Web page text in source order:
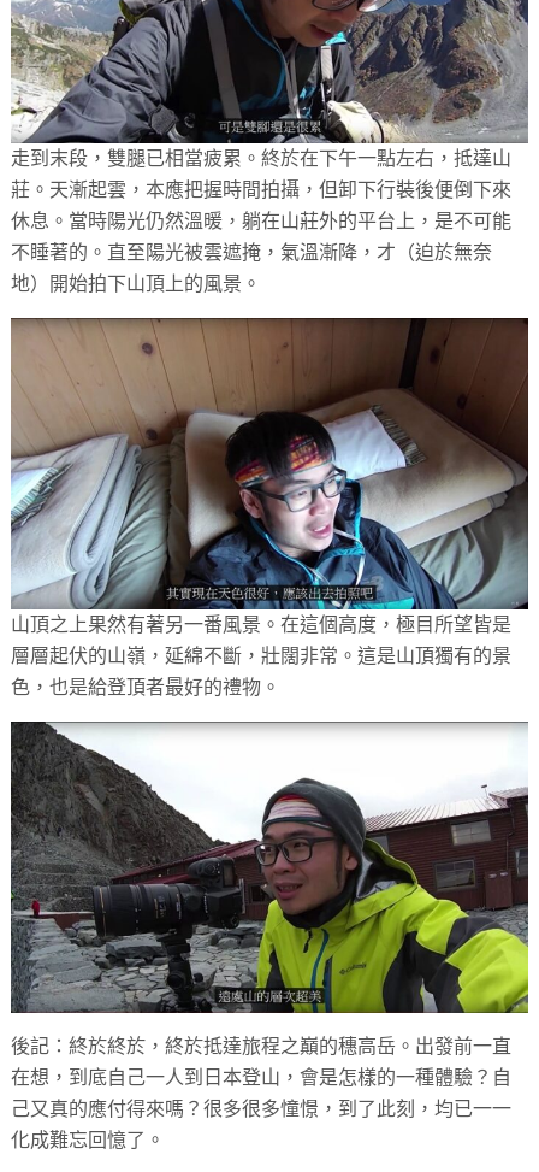
走到末段，雙腿已相當疲累。終於在下午一點左右，抵達山
莊。天漸起雲，本應把握時間拍攝，但卸下行裝後便倒下來
休息。當時陽光仍然溫暖，躺在山莊外的平台上，是不可能
不睡著的。直至陽光被雲遮掩，氣溫漸降，才（迫於無奈
地）開始拍下山頂上的風景。
山頂之上果然有著另一番風景。在這個高度，極目所望皆是
層層起伏的山嶺，延綿不斷，壯闊非常。這是山頂獨有的景
色，也是給登頂者最好的禮物。
後記：終於終於，終於抵達旅程之巔的穗高岳。出發前一直
在想，到底自己一人到日本登山，會是怎樣的一種體驗？自
己又真的應付得來嗎？很多很多憧憬，到了此刻，均已一一
化成難忘回憶了。